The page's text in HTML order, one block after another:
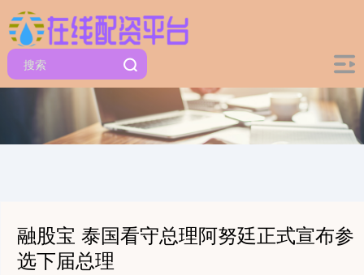
融股宝 泰国看守总理阿努廷正式宣布参
选下届总理